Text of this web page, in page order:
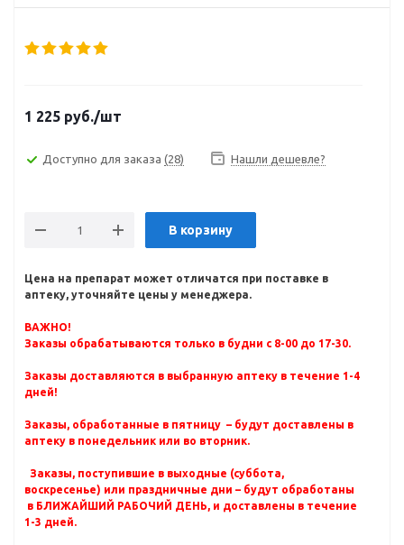
1 225 руб./шт
Доступно для заказа (28) Нашли дешевле?
В корзину
Цена на препарат может отличатся при поставке в
аптеку, уточняйте цены у менеджера.
ВАЖНО!
Заказы обрабатываются только в будни с 8-00 до 17-30.
Заказы доставляются в выбранную аптеку в течение 1-4
дней!
Заказы, обработанные в пятницу – будут доставлены в
аптеку в понедельник или во вторник.
Заказы, поступившие в выходные (суббота,
воскресенье) или праздничные дни – будут обработаны
в БЛИЖАЙШИЙ РАБОЧИЙ ДЕНЬ, и доставлены в течение
1-3 дней.